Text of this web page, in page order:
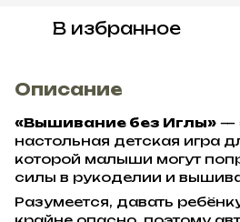
В избранное
Описание
«Вышивание без Иглы» —
настольная детская игра
которой малыши могут
силы в рукоделии и
Разумеется, давать